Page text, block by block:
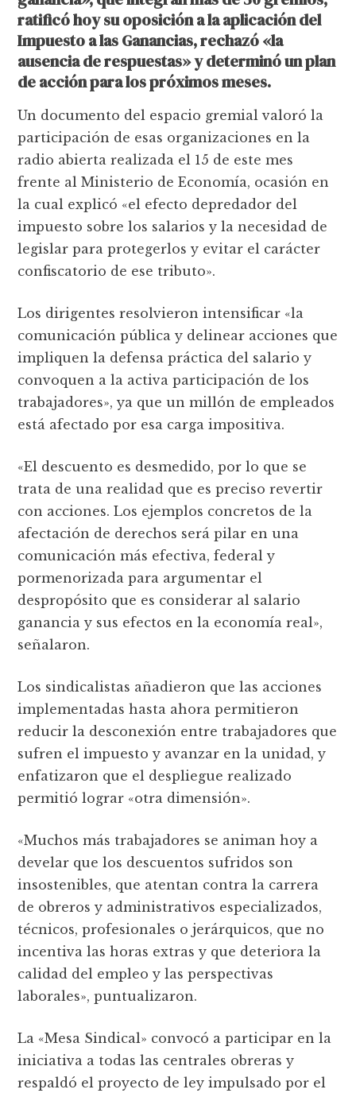
ratificó hoy su oposición a la aplicación del
Impuesto a las Ganancias, rechazó «la
ausencia de respuestas» y determinó un plan
de acción para los próximos meses.
Un documento del espacio gremial valoró la
participación de esas organizaciones en la
radio abierta realizada el 15 de este mes
frente al Ministerio de Economía, ocasión en
la cual explicó «el efecto depredador del
impuesto sobre los salarios y la necesidad de
legislar para protegerlos y evitar el carácter
confiscatorio de ese tributo».
Los dirigentes resolvieron intensificar «la
comunicación pública y delinear acciones que
impliquen la defensa práctica del salario y
convoquen a la activa participación de los
trabajadores», ya que un millón de empleados
está afectado por esa carga impositiva.
«El descuento es desmedido, por lo que se
trata de una realidad que es preciso revertir
con acciones. Los ejemplos concretos de la
afectación de derechos será pilar en una
comunicación más efectiva, federal y
pormenorizada para argumentar el
despropósito que es considerar al salario
ganancia y sus efectos en la economía real»,
señalaron.
Los sindicalistas añadieron que las acciones
implementadas hasta ahora permitieron
reducir la desconexión entre trabajadores que
sufren el impuesto y avanzar en la unidad, y
enfatizaron que el despliegue realizado
permitió lograr «otra dimensión».
«Muchos más trabajadores se animan hoy a
develar que los descuentos sufridos son
insostenibles, que atentan contra la carrera
de obreros y administrativos especializados,
técnicos, profesionales o jerárquicos, que no
incentiva las horas extras y que deteriora la
calidad del empleo y las perspectivas
laborales», puntualizaron.
La «Mesa Sindical» convocó a participar en la
iniciativa a todas las centrales obreras y
respaldó el proyecto de ley impulsado por el